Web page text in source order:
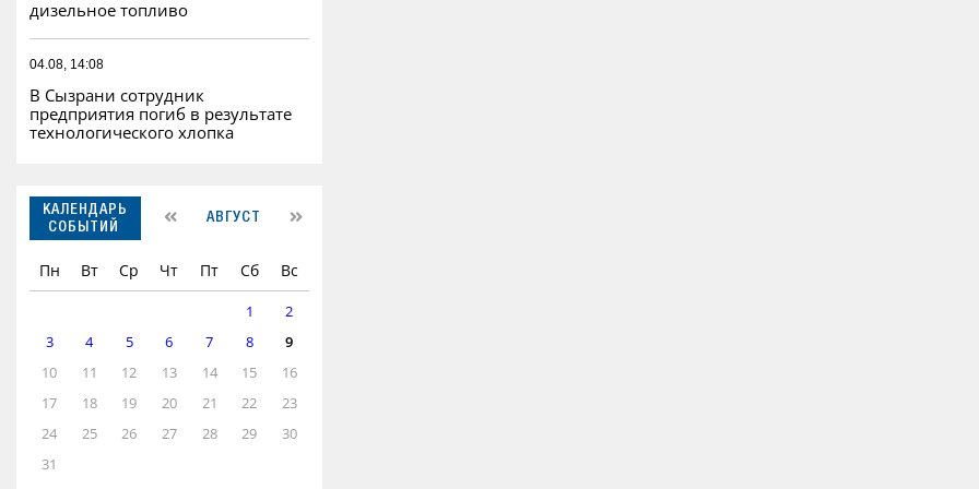
дизельное топливо
04.08, 14:08
В Сызрани сотрудник
предприятия погиб в результате
технологического хлопка
КАЛЕНДАРЬ
СОБЫТИЙ
АВГУСТ
Пн Вт Ср Чт Пт Сб Вс
1
2
3
4 5 6 7 8
9
10
11 12 13 14 15
16
17
18 19 20 21 22
23
24
25 26 27 28 29
30
31